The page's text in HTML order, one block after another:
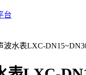
台
波水表LXC-